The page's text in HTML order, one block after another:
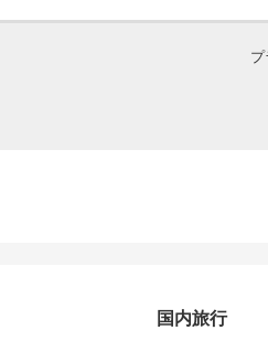
プ
国内旅行